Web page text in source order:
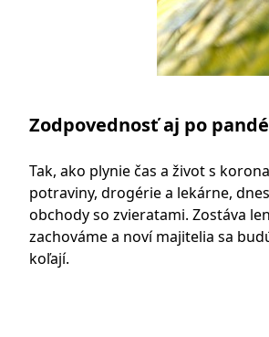
Zodpovednosť aj po
Tak, ako plynie čas a život s
potraviny, drogérie a lekárne,
obchody so zvieratami. Zostáva
zachováme a noví majitelia sa
koľají.